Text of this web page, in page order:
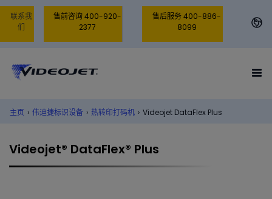
联系我
们
售前咨询 400-920-
2377
售后服务 400-886-
8099
主页 › 伟迪捷标识设备 › 热转印打码机 › Videojet DataFlex Plus
Videojet® DataFlex® Plus